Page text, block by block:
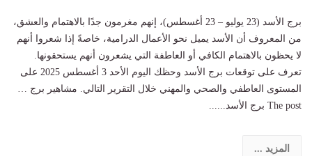
برج الأسد (23 يوليو – 23 أغسطس)، إنهم مغرمون جدًا بالاهتمام والعشق،
من المعروف أن الأسد يميل نحو الأعمال الدرامية، خاصةً إذا شعروا أنهم
لا يحظون بالاهتمام الكافي أو العاطفة التي يشعرون أنهم يستحقونها.
تعرف على توقعات برج الأسد وحظك اليوم الأحد 3 أغسطس 2025 على
المستوى العاطفي والصحي والمهني خلال التقرير التالي. مشاهير برج …
The post برج الأسد......
المزيد ...